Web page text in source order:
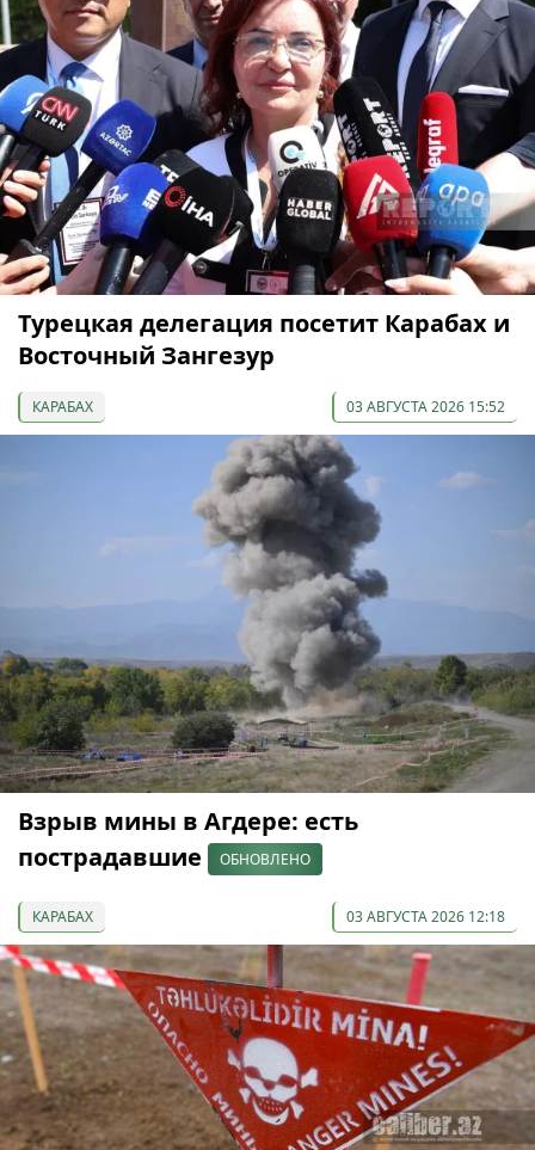
Турецкая делегация посетит Карабах и
Восточный Зангезур
КАРАБАХ 03 АВГУСТА 2026 15:52
Взрыв мины в Агдере: есть
пострадавшие
ОБНОВЛЕНО
КАРАБАХ 03 АВГУСТА 2026 12:18